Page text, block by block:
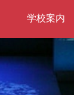
学校案内